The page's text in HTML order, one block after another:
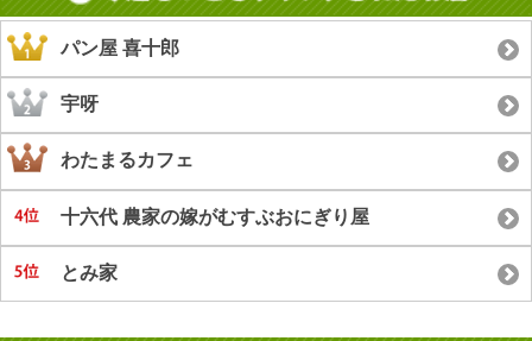
パン屋 喜十郎
宇呀
わたまるカフェ
十六代 農家の嫁がむすぶおにぎり屋
とみ家